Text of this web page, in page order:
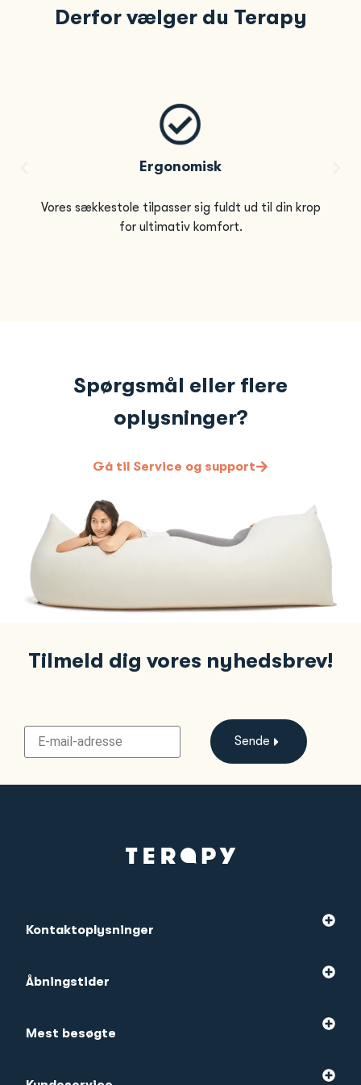
Derfor vælger du Terapy
Ergonomisk
Vores sækkestole tilpasser sig fuldt ud til din krop
for ultimativ komfort.
Spørgsmål eller flere
oplysninger?
Gå til Service og support
Tilmeld dig vores nyhedsbrev!
Sende
Kontaktoplysninger
Åbningstider
Mest besøgte